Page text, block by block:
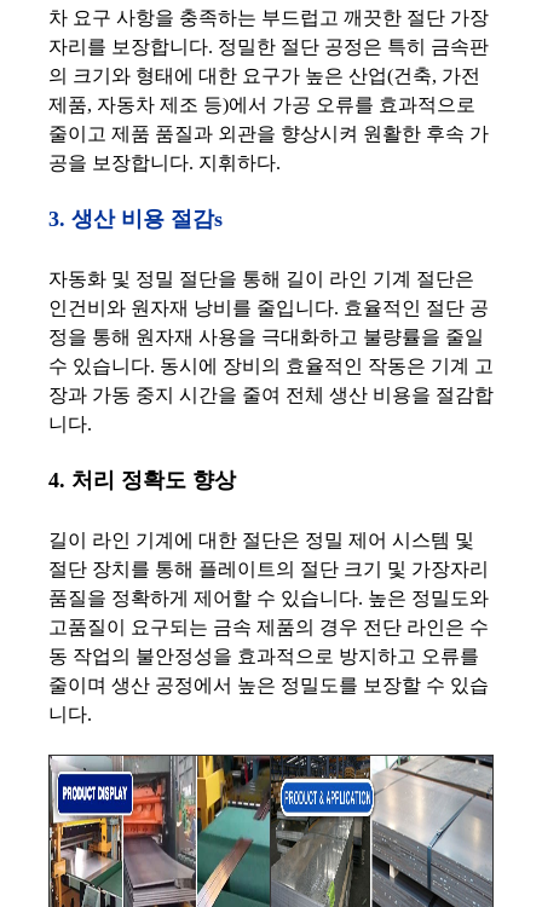
차 요구 사항을 충족하는 부드럽고 깨끗한 절단 가장
자리를 보장합니다. 정밀한 절단 공정은 특히 금속판
의 크기와 형태에 대한 요구가 높은 산업(건축, 가전
제품, 자동차 제조 등)에서 가공 오류를 효과적으로
줄이고 제품 품질과 외관을 향상시켜 원활한 후속 가
공을 보장합니다. 지휘하다.
3. 생산 비용 절감s
자동화 및 정밀 절단을 통해 길이 라인 기계 절단은
인건비와 원자재 낭비를 줄입니다. 효율적인 절단 공
정을 통해 원자재 사용을 극대화하고 불량률을 줄일
수 있습니다. 동시에 장비의 효율적인 작동은 기계 고
장과 가동 중지 시간을 줄여 전체 생산 비용을 절감합
니다.
4. 처리 정확도 향상
길이 라인 기계에 대한 절단은 정밀 제어 시스템 및
절단 장치를 통해 플레이트의 절단 크기 및 가장자리
품질을 정확하게 제어할 수 있습니다. 높은 정밀도와
고품질이 요구되는 금속 제품의 경우 전단 라인은 수
동 작업의 불안정성을 효과적으로 방지하고 오류를
줄이며 생산 공정에서 높은 정밀도를 보장할 수 있습
니다.